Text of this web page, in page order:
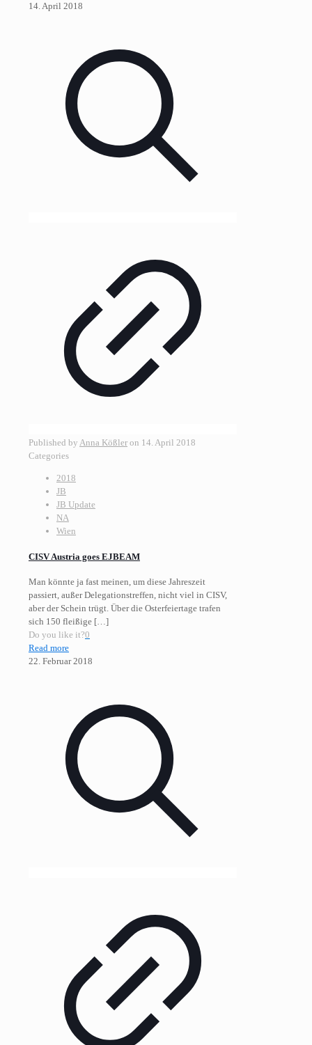
14. April 2018
Published by Anna Kößler on 14. April 2018
Categories
2018
JB
JB Update
NA
Wien
CISV Austria goes EJBEAM
Man könnte ja fast meinen, um diese Jahreszeit
passiert, außer Delegationstreffen, nicht viel in CISV,
aber der Schein trügt. Über die Osterfeiertage trafen
sich 150 fleißige […]
Do you like it?0
Read more
22. Februar 2018